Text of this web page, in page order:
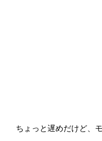
ちょっと遅めだけど、